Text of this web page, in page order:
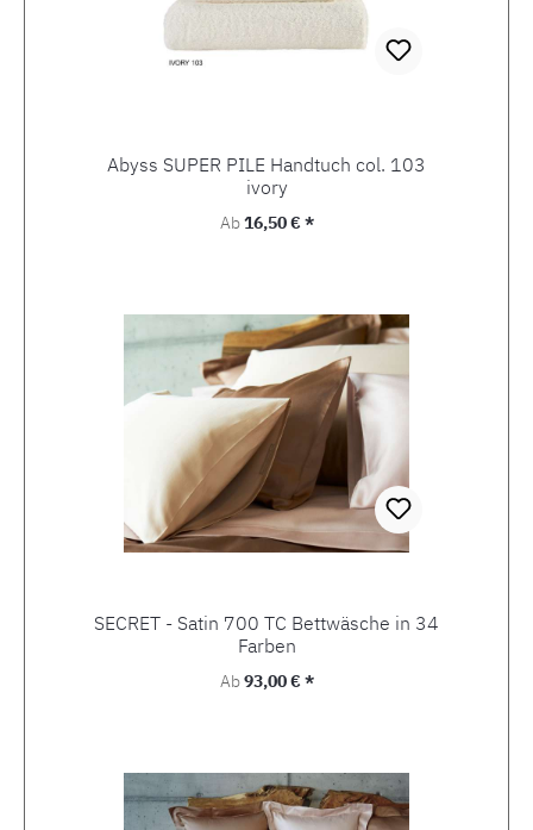
Abyss SUPER PILE Handtuch col. 103
ivory
Regulärer Preis:
Ab16,50 € *
SECRET - Satin 700 TC Bettwäsche in 34
Farben
Regulärer Preis:
Ab93,00 € *